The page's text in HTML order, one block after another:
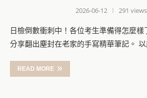
2026-06-12 291 views
日檢倒數衝刺中！各位考生準備得怎麼
分享翻出塵封在老家的手寫精華筆記。
READ MORE